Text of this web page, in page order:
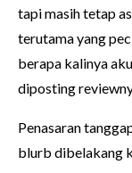
tapi masih tetap
terutama yang
berapa kalinya
diposting
Penasaran
blurb dibelakang